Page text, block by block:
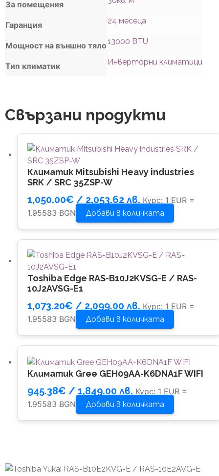
За помещения
Гаранция 24 месеца
Мощност на външно тяло13000 BTU
Тип климатик Инверторни климатици
Свързани продукти
Климатик Mitsubishi Heavy industries
SRK / SRC 35ZSP-W
1,050.00€ / 2,053.62 лв. Курс: 1 EUR =
1.95583 BGN
Добави в количката
Toshiba Edge RAS-B10J2KVSG-E / RAS-
10J2AVSG-E1
1,073.20€ / 2,099.00 лв. Курс: 1 EUR =
1.95583 BGN
Добави в количката
Климатик Gree GEH09AA-K6DNA1F WIFI
945.38€ / 1,849.00 лв. Курс: 1 EUR =
1.95583 BGN
Добави в количката